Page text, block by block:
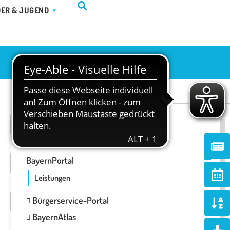
& FREIZEIT
& JUGEND ÖFFNE KINDER & JUGEND
BayernPortal
Leistungen
Bürgerservice-Portal
BayernAtlas
alt